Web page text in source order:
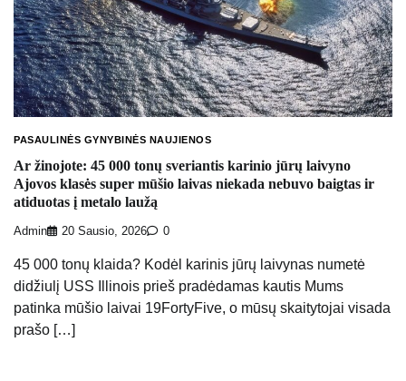
PASAULINĖS GYNYBINĖS NAUJIENOS
Ar žinojote: 45 000 tonų sveriantis karinio jūrų laivyno
Ajovos klasės super mūšio laivas niekada nebuvo baigtas ir
atiduotas į metalo laužą
Admin 20 Sausio, 2026 0
45 000 tonų klaida? Kodėl karinis jūrų laivynas numetė
didžiulį USS Illinois prieš pradėdamas kautis Mums
patinka mūšio laivai 19FortyFive, o mūsų skaitytojai visada
prašo […]